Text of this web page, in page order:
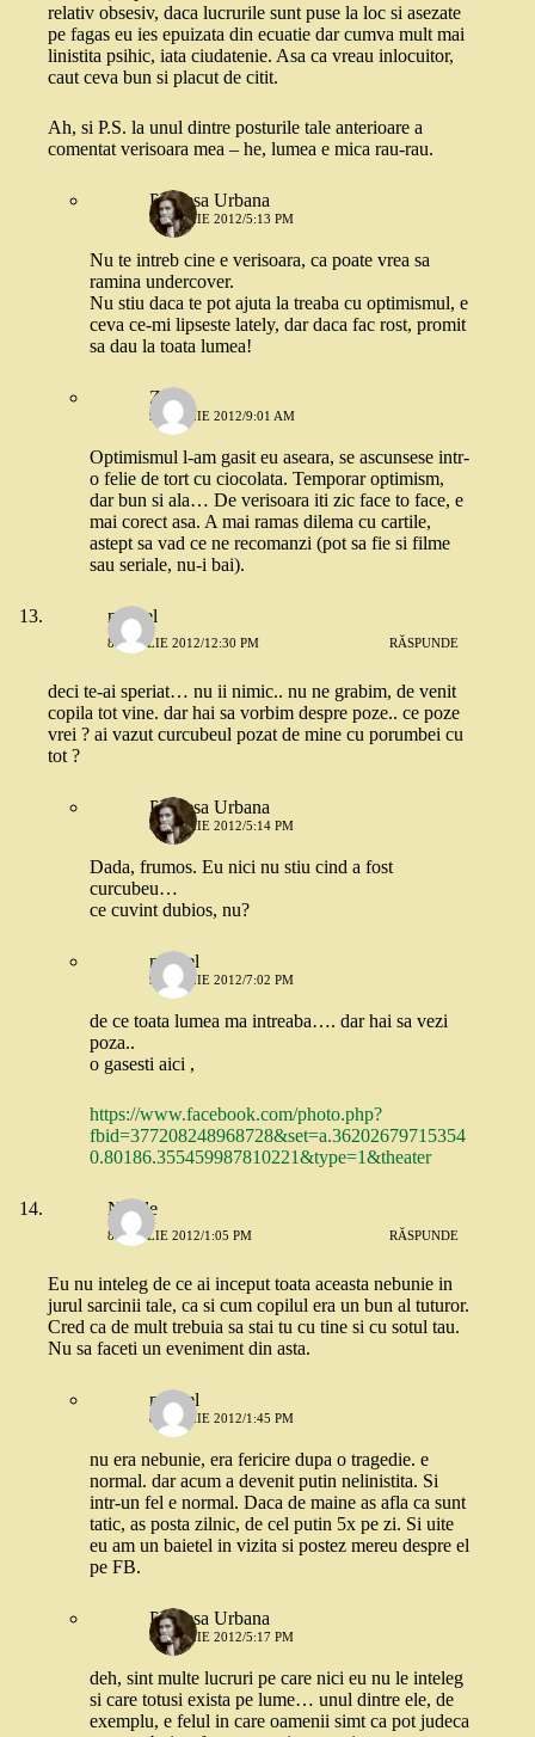
relativ obsesiv, daca lucrurile sunt puse la loc si asezate
pe fagas eu ies epuizata din ecuatie dar cumva mult mai
linistita psihic, iata ciudatenie. Asa ca vreau inlocuitor,
caut ceva bun si placut de citit.
Ah, si P.S. la unul dintre posturile tale anterioare a
comentat verisoara mea – he, lumea e mica rau-rau.
Printesa Urbana
8 APRILIE 2012/5:13 PM
Nu te intreb cine e verisoara, ca poate vrea sa
ramina undercover.
Nu stiu daca te pot ajuta la treaba cu optimismul, e
ceva ce-mi lipseste lately, dar daca fac rost, promit
sa dau la toata lumea!
Zu
9 APRILIE 2012/9:01 AM
Optimismul l-am gasit eu aseara, se ascunsese intr-
o felie de tort cu ciocolata. Temporar optimism,
dar bun si ala… De verisoara iti zic face to face, e
mai corect asa. A mai ramas dilema cu cartile,
astept sa vad ce ne recomanzi (pot sa fie si filme
sau seriale, nu-i bai).
marcel
8 APRILIE 2012/12:30 PM RĂSPUNDE
deci te-ai speriat… nu ii nimic.. nu ne grabim, de venit
copila tot vine. dar hai sa vorbim despre poze.. ce poze
vrei ? ai vazut curcubeul pozat de mine cu porumbei cu
tot ?
Printesa Urbana
8 APRILIE 2012/5:14 PM
Dada, frumos. Eu nici nu stiu cind a fost
curcubeu…
ce cuvint dubios, nu?
marcel
9 APRILIE 2012/7:02 PM
de ce toata lumea ma intreaba…. dar hai sa vezi
poza..
o gasesti aici ,
https://www.facebook.com/photo.php?
fbid=377208248968728&set=a.36202679715354
0.80186.355459987810221&type=1&theater
Nicole
8 APRILIE 2012/1:05 PM RĂSPUNDE
Eu nu inteleg de ce ai inceput toata aceasta nebunie in
jurul sarcinii tale, ca si cum copilul era un bun al tuturor.
Cred ca de mult trebuia sa stai tu cu tine si cu sotul tau.
Nu sa faceti un eveniment din asta.
marcel
8 APRILIE 2012/1:45 PM
nu era nebunie, era fericire dupa o tragedie. e
normal. dar acum a devenit putin nelinistita. Si
intr-un fel e normal. Daca de maine as afla ca sunt
tatic, as posta zilnic, de cel putin 5x pe zi. Si uite
eu am un baietel in vizita si postez mereu despre el
pe FB.
Printesa Urbana
8 APRILIE 2012/5:17 PM
deh, sint multe lucruri pe care nici eu nu le inteleg
si care totusi exista pe lume… unul dintre ele, de
exemplu, e felul in care oamenii simt ca pot judeca